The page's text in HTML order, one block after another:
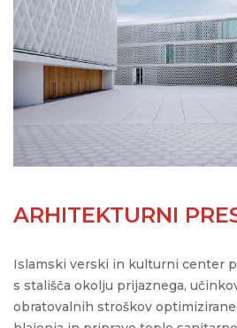
ARHITEKTURNI
Islamski verski in kulturni center
s stališča okolju prijaznega,
obratovalnih stroškov